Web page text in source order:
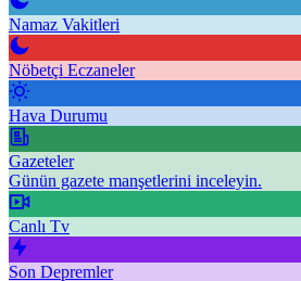
Namaz Vakitleri
Nöbetçi Eczaneler
Hava Durumu
Gazeteler
Günün gazete manşetlerini inceleyin.
Canlı Tv
Son Depremler